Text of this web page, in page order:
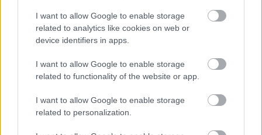
I want to allow Google to enable storage
related to analytics like cookies on web or
device identifiers in apps.
I want to allow Google to enable storage
related to functionality of the website or app.
I want to allow Google to enable storage
related to personalization.